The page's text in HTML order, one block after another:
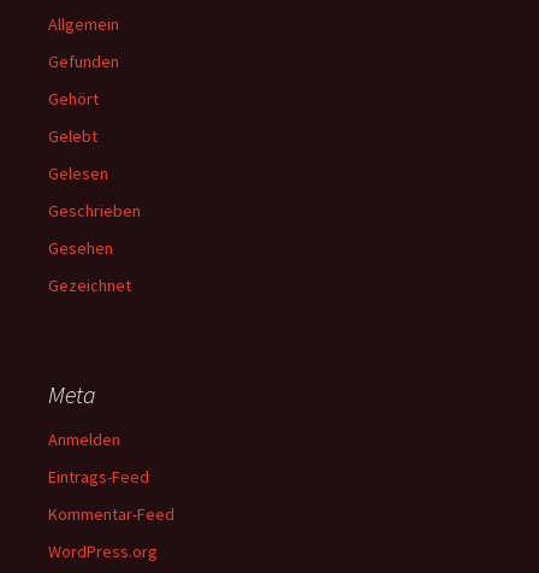
Allgemein
Gefunden
Gehört
Gelebt
Gelesen
Geschrieben
Gesehen
Gezeichnet
Meta
Anmelden
Eintrags-Feed
Kommentar-Feed
WordPress.org